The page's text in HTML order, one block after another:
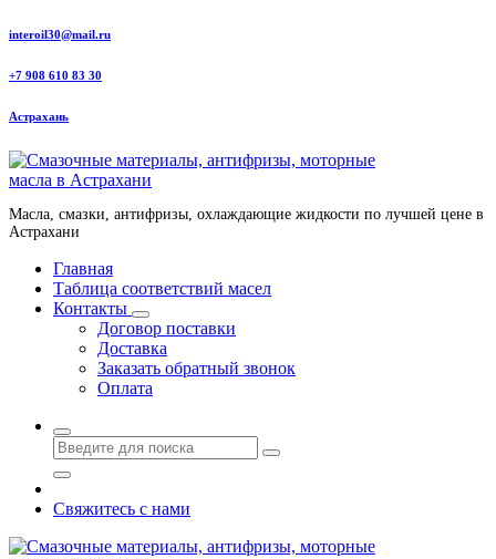
Перейти
содержанию
interoil30@mail.ru
+7 908 610 83 30
Астрахань
Масла, смазки, антифризы, охлаждающие жидкости по лучшей цене в
Астрахани
Главная
Таблица соответствий масел
Контакты
Договор поставки
Доставка
Заказать обратный звонок
Оплата
Свяжитесь с нами